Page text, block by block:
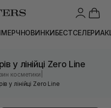
МЕРЧНОВИНКИБЕСТСЕЛЕРИ
у лінійці Zero Line
косметики
у лінійці Zero Line